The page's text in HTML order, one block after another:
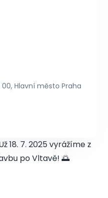
Hlavní město Praha
18. 7. 2025 vyrážíme z
po Vltavě! 🌅